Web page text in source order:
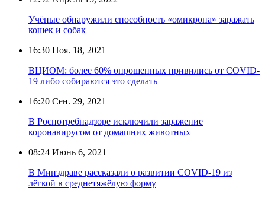
Учёные обнаружили способность «омикрона» заражать
кошек и собак
16:30 Ноя. 18, 2021
ВЦИОМ: более 60% опрошенных привились от COVID-
19 либо собираются это сделать
16:20 Сен. 29, 2021
В Роспотребнадзоре исключили заражение
коронавирусом от домашних животных
08:24 Июнь 6, 2021
В Минздраве рассказали о развитии COVID-19 из
лёгкой в среднетяжёлую форму